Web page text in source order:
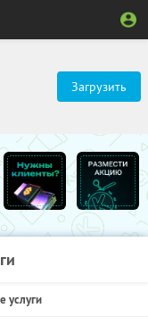
Загрузить
услуги